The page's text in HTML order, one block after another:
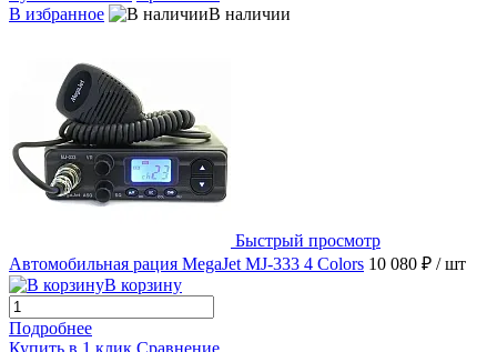
В избранное
В наличии
Быстрый просмотр
Автомобильная рация MegaJet MJ-333 4 Colors 10 080 ₽ / шт
В корзину
Подробнее
Купить в 1 клик Сравнение